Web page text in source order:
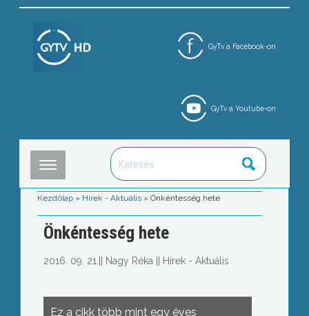
GyTv a Facebook-on
GyTv a Youtube-on
Kezdőlap » Hírek - Aktuális »Önkéntesség hete
Önkéntesség hete
2016. 09. 21. Nagy Réka Hírek - Aktuális
Ez a cikk több mint egy éves